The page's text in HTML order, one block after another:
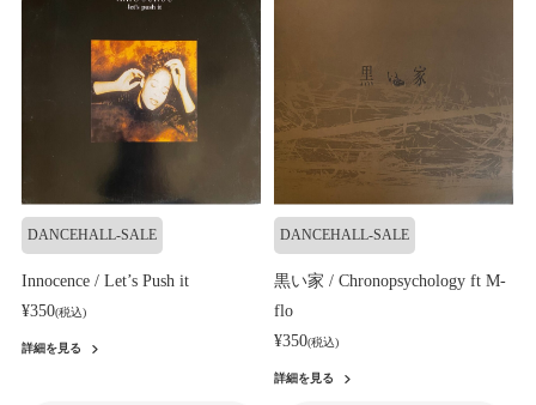
DANCEHALL-SALE
Innocence / Let’s Push it
¥350(税込)
詳細を見る
DANCEHALL-SALE
黒い家 / Chronopsychology ft M-
flo
¥350(税込)
詳細を見る